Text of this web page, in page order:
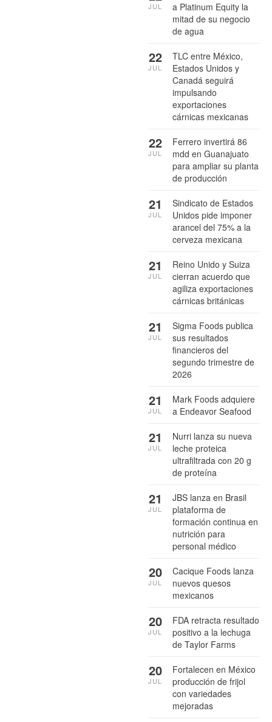
a Platinum Equity la
mitad de su negocio
de agua
JUL
TLC entre México,
Estados Unidos y
Canadá seguirá
impulsando
exportaciones
cárnicas mexicanas
22
JUL
Ferrero invertirá 86
mdd en Guanajuato
para ampliar su planta
de producción
22
JUL
Sindicato de Estados
Unidos pide imponer
arancel del 75% a la
cerveza mexicana
21
JUL
Reino Unido y Suiza
cierran acuerdo que
agiliza exportaciones
cárnicas británicas
21
JUL
Sigma Foods publica
sus resultados
financieros del
segundo trimestre de
2026
21
JUL
Mark Foods adquiere
a Endeavor Seafood
21
JUL
Nurri lanza su nueva
leche proteica
ultrafiltrada con 20 g
de proteína
21
JUL
JBS lanza en Brasil
plataforma de
formación continua en
nutrición para
personal médico
21
JUL
Cacique Foods lanza
nuevos quesos
mexicanos
20
JUL
FDA retracta resultado
positivo a la lechuga
de Taylor Farms
20
JUL
Fortalecen en México
producción de frijol
con variedades
mejoradas
20
JUL